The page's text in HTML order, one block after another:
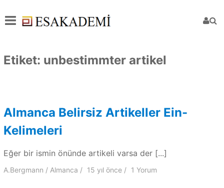
Etiket: unbestimmter artikel
Almanca Belirsiz Artikeller Ein-
Kelimeleri
Eğer bir ismin önünde artikeli varsa der [...]
A.Bergmann Almanca 15 yılönce 1 Yorum